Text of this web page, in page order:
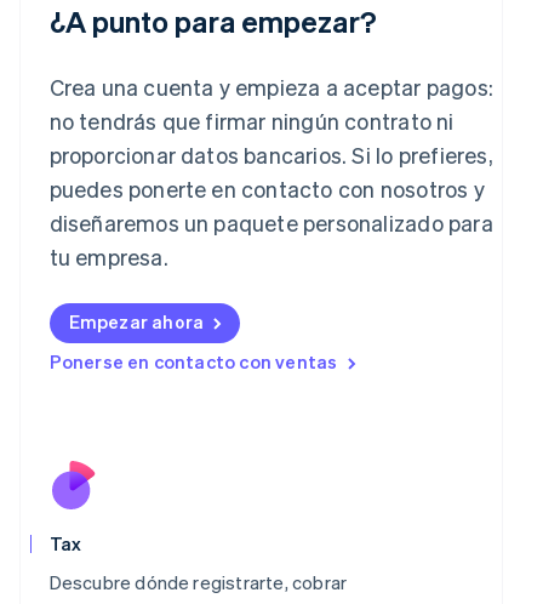
¿A punto para empezar?
Crea una cuenta y empieza a aceptar pagos:
no tendrás que firmar ningún contrato ni
proporcionar datos bancarios. Si lo prefieres,
puedes ponerte en contacto con nosotros y
diseñaremos un paquete personalizado para
tu empresa.
Empezar ahora
Ponerse en contacto con ventas
Tax
Descubre dónde registrarte, cobrar
Grecia
Hungría
India
English
Irlanda
English
ItalianoEnglish
English
Letonia
English
Luxemburgo
Français
Malta